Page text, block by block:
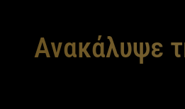
Ανακάλυψε